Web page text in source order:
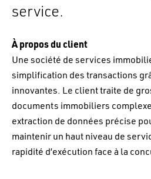
service.
À propos du client
Une société de services
simplification des transactions
innovantes. Le client traite de
documents immobiliers
extraction de données précise
maintenir un haut niveau de
rapidité d’exécution face à la